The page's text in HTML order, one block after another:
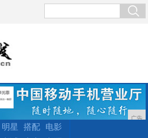
广告
明星 搭配
电影